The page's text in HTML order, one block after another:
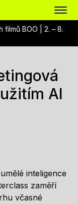
BOO | 2. – 8.
AI
inteligence
zaměří
včasné